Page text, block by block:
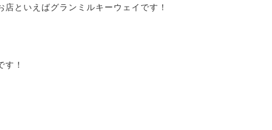
といえばグランミルキーウェイです！
！